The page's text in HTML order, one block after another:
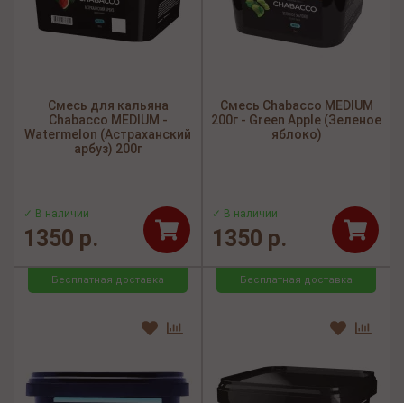
Смесь для кальяна
Chabacco MEDIUM -
Watermelon (Астраханский
арбуз) 200г
✓ В наличии
1350 р.
Смесь Chabacco MEDIUM
200г - Green Apple (Зеленое
яблоко)
✓ В наличии
1350 р.
Бесплатная доставка Бесплатная доставка